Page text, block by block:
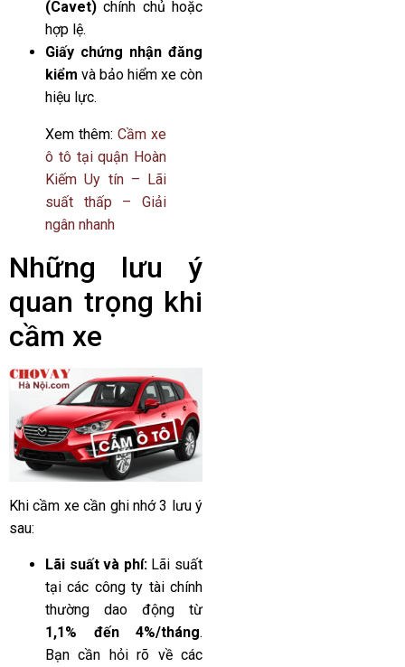
(Cavet) chính chủ hoặc
hợp lệ.
Giấy chứng nhận đăng
kiểm và bảo hiểm xe còn
hiệu lực.
Xem thêm: Cầm xe
ô tô tại quận Hoàn
Kiếm Uy tín – Lãi
suất thấp – Giải
ngân nhanh
Những lưu ý
quan trọng khi
cầm xe
Khi cầm xe cần ghi nhớ 3 lưu ý
sau:
Lãi suất và phí:Lãi suất
tại các công ty tài chính
thường dao động từ
1,1% đến 4%/tháng.
Bạn cần hỏi rõ về các